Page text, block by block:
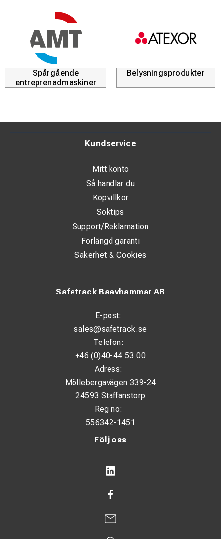
Spårgående
entreprenadmaskiner
Belysningsprodukter
Följ oss
Safetrack Baavhammar AB
E-post:
sales@safetrack.se
Telefon:
+46 (0)40-44 53 00
Adress:
Möllebergavägen 339-24
24593 Staffanstorp
Reg.no:
556342-1451
Kundservice
Mitt konto
Så handlar du
Köpvillkor
Söktips
Support/Reklamation
Förlängd garanti
Säkerhet & Cookies